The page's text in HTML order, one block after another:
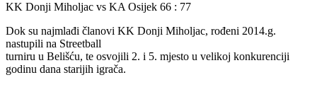
KK Donji Miholjac vs KA Osijek 66 : 77
Dok su najmlađi članovi KK Donji Miholjac, rođeni 2014.g.
nastupili na Streetball
turniru u Belišću, te osvojili 2. i 5. mjesto u velikoj konkurenciji
godinu dana starijih igrača.